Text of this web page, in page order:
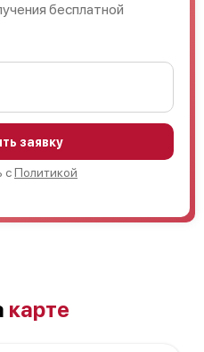
бесплатной
заявку
сПолитикой
карте